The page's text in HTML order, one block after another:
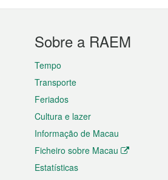
Sobre a RAEM
Tempo
Transporte
Feriados
Cultura e lazer
Informação de Macau
Ficheiro sobre Macau
Estatísticas